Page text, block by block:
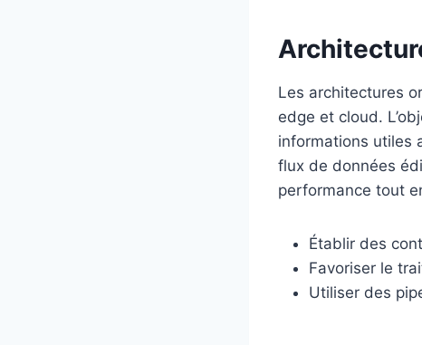
Les architectures
edge et cloud.
informations utiles
flux de données
performance tout
Établir des
Favoriser le
Utiliser des